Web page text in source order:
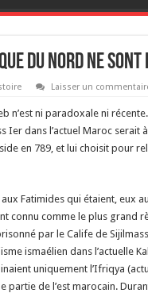
du Nord ne
Laisser un
ni paradoxale ni
Ier dans l’actuel Maroc serait
en 789, et lui choisit pour
Fatimides qui étaient, eux
connu comme le plus grand
par le Calife de
ismaélien dans l’actuelle
uniquement l’Ifriqya
partie de l’est marocain.